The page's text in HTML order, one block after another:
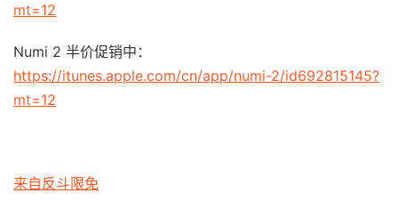
mt=12
Numi 2 半价促销中：
https://itunes.apple.com/cn/app/numi-2/id692815145?
mt=12
来自反斗限免